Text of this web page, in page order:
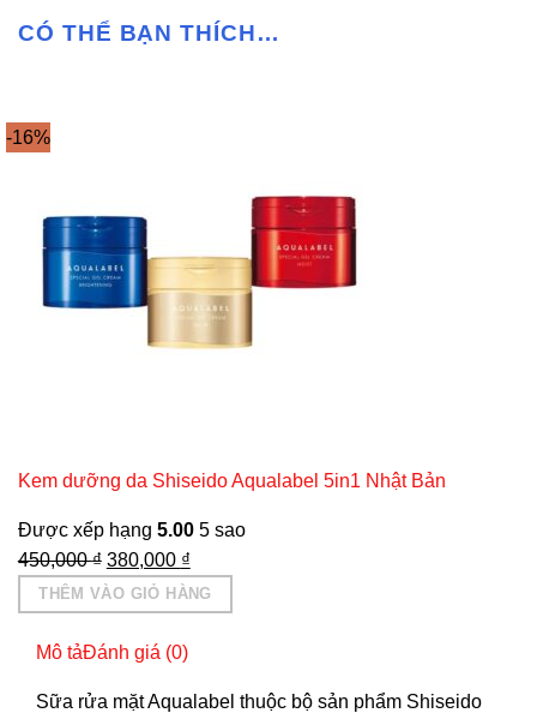
CÓ THỂ BẠN THÍCH…
-16%
Kem dưỡng da Shiseido Aqualabel 5in1 Nhật Bản
Được xếp hạng 5.005 sao
450,000₫ Giá
gốc
là:
450,000 ₫.
380,000 ₫Giá
hiện
tại
THÊM VÀO GIỎ HÀNG
Mô tảĐánh giá (0)
Sữa rửa mặt Aqualabel thuộc bộ sản phẩm Shiseido